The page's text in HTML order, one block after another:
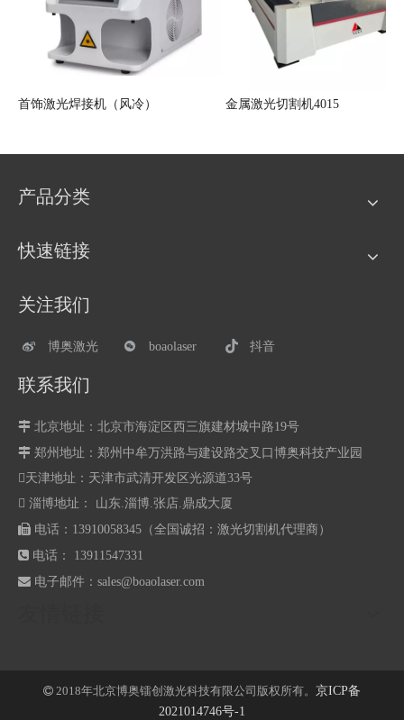
首饰激光焊接机（风冷） 金属激光切割机4015
产品分类
快速链接
关注我们
博奥激光 boaolaser 抖音
联系我们
 北京地址：北京市海淀区西三旗建材城中路19号
 郑州地址： 郑州中牟万洪路与建设路交叉口博奥科技产业园
天津地址：天津市武清开发区光源道33号
 淄博地址： 山东.淄博.张店.鼎成大厦
 电话：13910058345（全国诚招：激光切割机代理商）
 电话： 13911547331
 电子邮件： sales@boaolaser.com
 2018年北京博奥镭创激光科技有限公司版权所有。 京ICP备
2021014746号-1